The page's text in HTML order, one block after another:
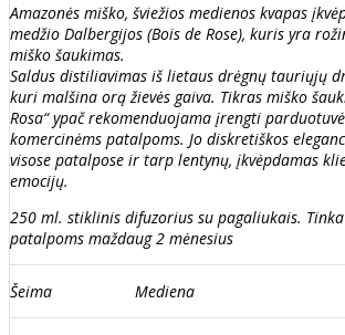
Amazonės miško, šviežios medienos kvapas
medžio Dalbergijos (Bois de Rose), kuris yra
miško šaukimas.
Saldus distiliavimas iš lietaus drėgnų tauriųjų
kuri malšina orą žievės gaiva. Tikras miško
Rosa“ ypač rekomenduojama įrengti
komercinėms patalpoms. Jo diskretiškos
visose patalpose ir tarp lentynų, įkvėpdamas
emocijų.
250 ml. stiklinis difuzorius su pagaliukais.
patalpoms maždaug 2 mėnesius
Šeima Mediena